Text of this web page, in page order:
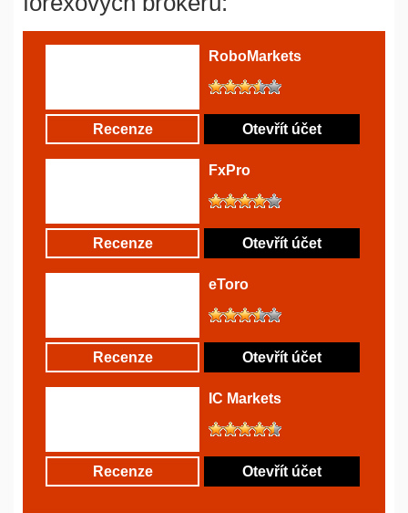
RoboMarkets
Recenze Otevřít účet
FxPro
Recenze Otevřít účet
eToro
Recenze Otevřít účet
IC Markets
Recenze Otevřít účet